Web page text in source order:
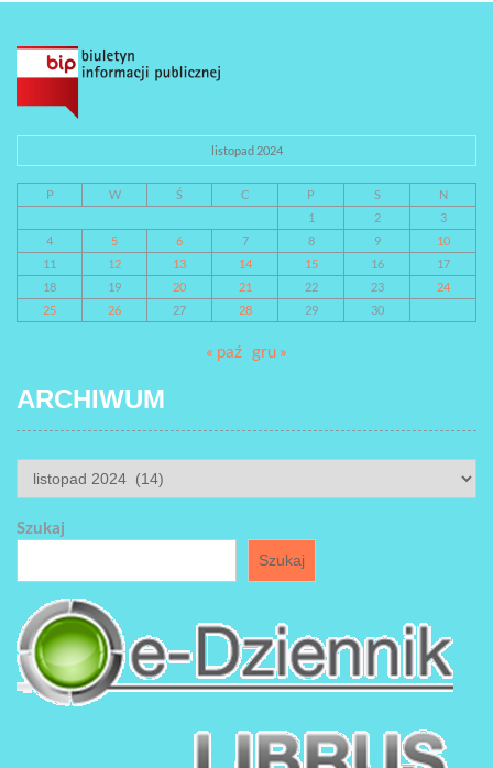
listopad 2024
P W Ś C P S
N
1
2
3
4
5 6 7 8 9
10
11
12 13 14 15 16
17
18
19 20 21 22 23
24
25
26 27 28 29 30
« paź gru »
ARCHIWUM
ARCHIWUM
Szukaj
Szukaj